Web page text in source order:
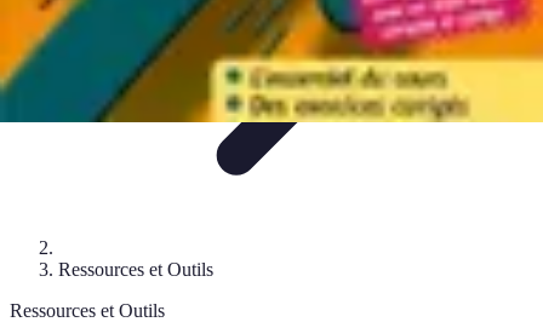
Ressources et Outils
Ressources et Outils